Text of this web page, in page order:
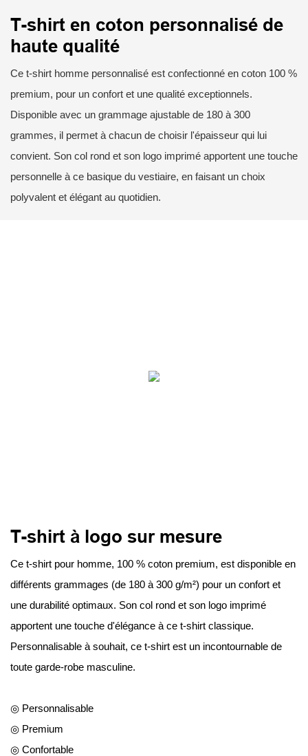
T-shirt en coton personnalisé de
haute qualité
Ce t-shirt homme personnalisé est confectionné en coton 100 %
premium, pour un confort et une qualité exceptionnels.
Disponible avec un grammage ajustable de 180 à 300
grammes, il permet à chacun de choisir l'épaisseur qui lui
convient. Son col rond et son logo imprimé apportent une touche
personnelle à ce basique du vestiaire, en faisant un choix
polyvalent et élégant au quotidien.
T-shirt à logo sur mesure
Ce t-shirt pour homme, 100 % coton premium, est disponible en
différents grammages (de 180 à 300 g/m²) pour un confort et
une durabilité optimaux. Son col rond et son logo imprimé
apportent une touche d'élégance à ce t-shirt classique.
Personnalisable à souhait, ce t-shirt est un incontournable de
toute garde-robe masculine.
◎ Personnalisable
◎ Premium
◎ Confortable